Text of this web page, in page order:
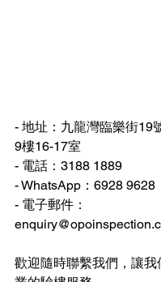
- 地址：九龍灣臨樂街19
9樓16-17室
- 電話：3188 1889
- WhatsApp：6928 9628
- 電子郵件：
歡迎隨時聯繫我們，讓